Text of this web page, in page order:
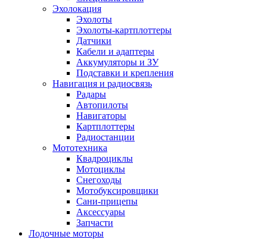
Эхолокация
Эхолоты
Эхолоты-картплоттеры
Датчики
Кабели и адаптеры
Аккумуляторы и ЗУ
Подставки и крепления
Навигация и радиосвязь
Радары
Автопилоты
Навигаторы
Картплоттеры
Радиостанции
Мототехника
Квадроциклы
Мотоциклы
Снегоходы
Мотобуксировщики
Сани-прицепы
Аксессуары
Запчасти
Лодочные моторы